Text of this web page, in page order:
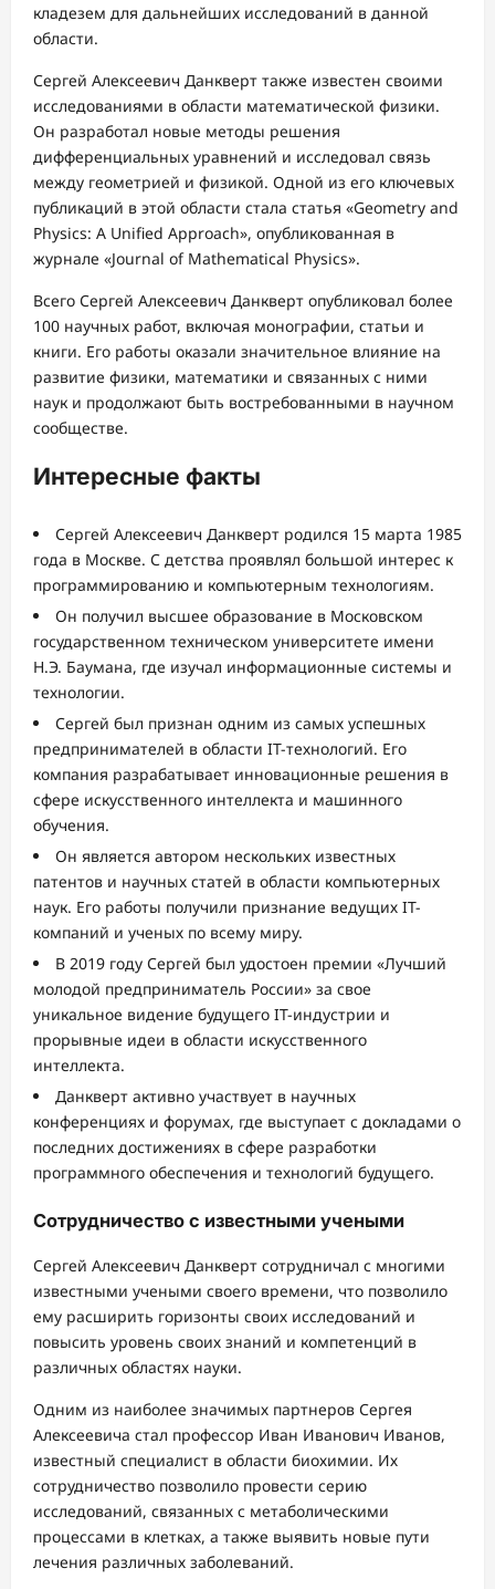
кладезем для дальнейших исследований в данной
области.
Сергей Алексеевич Данкверт также известен своими
исследованиями в области математической физики.
Он разработал новые методы решения
дифференциальных уравнений и исследовал связь
между геометрией и физикой. Одной из его ключевых
публикаций в этой области стала статья «Geometry and
Physics: A Unified Approach», опубликованная в
журнале «Journal of Mathematical Physics».
Всего Сергей Алексеевич Данкверт опубликовал более
100 научных работ, включая монографии, статьи и
книги. Его работы оказали значительное влияние на
развитие физики, математики и связанных с ними
наук и продолжают быть востребованными в научном
сообществе.
Интересные факты
Сергей Алексеевич Данкверт родился 15 марта 1985
года в Москве. С детства проявлял большой интерес к
программированию и компьютерным технологиям.
Он получил высшее образование в Московском
государственном техническом университете имени
Н.Э. Баумана, где изучал информационные системы и
технологии.
Сергей был признан одним из самых успешных
предпринимателей в области IT-технологий. Его
компания разрабатывает инновационные решения в
сфере искусственного интеллекта и машинного
обучения.
Он является автором нескольких известных
патентов и научных статей в области компьютерных
наук. Его работы получили признание ведущих IT-
компаний и ученых по всему миру.
В 2019 году Сергей был удостоен премии «Лучший
молодой предприниматель России» за свое
уникальное видение будущего IT-индустрии и
прорывные идеи в области искусственного
интеллекта.
Данкверт активно участвует в научных
конференциях и форумах, где выступает с докладами о
последних достижениях в сфере разработки
программного обеспечения и технологий будущего.
Сотрудничество с известными учеными
Сергей Алексеевич Данкверт сотрудничал с многими
известными учеными своего времени, что позволило
ему расширить горизонты своих исследований и
повысить уровень своих знаний и компетенций в
различных областях науки.
Одним из наиболее значимых партнеров Сергея
Алексеевича стал профессор Иван Иванович Иванов,
известный специалист в области биохимии. Их
сотрудничество позволило провести серию
исследований, связанных с метаболическими
процессами в клетках, а также выявить новые пути
лечения различных заболеваний.